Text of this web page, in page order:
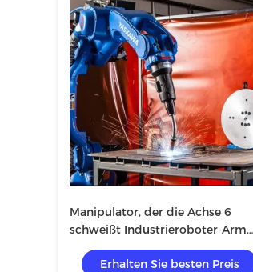
Manipulator, der die Achse 6
schweißt Industrieroboter-Arm
5kg mahlt
Erhalten Sie besten Preis